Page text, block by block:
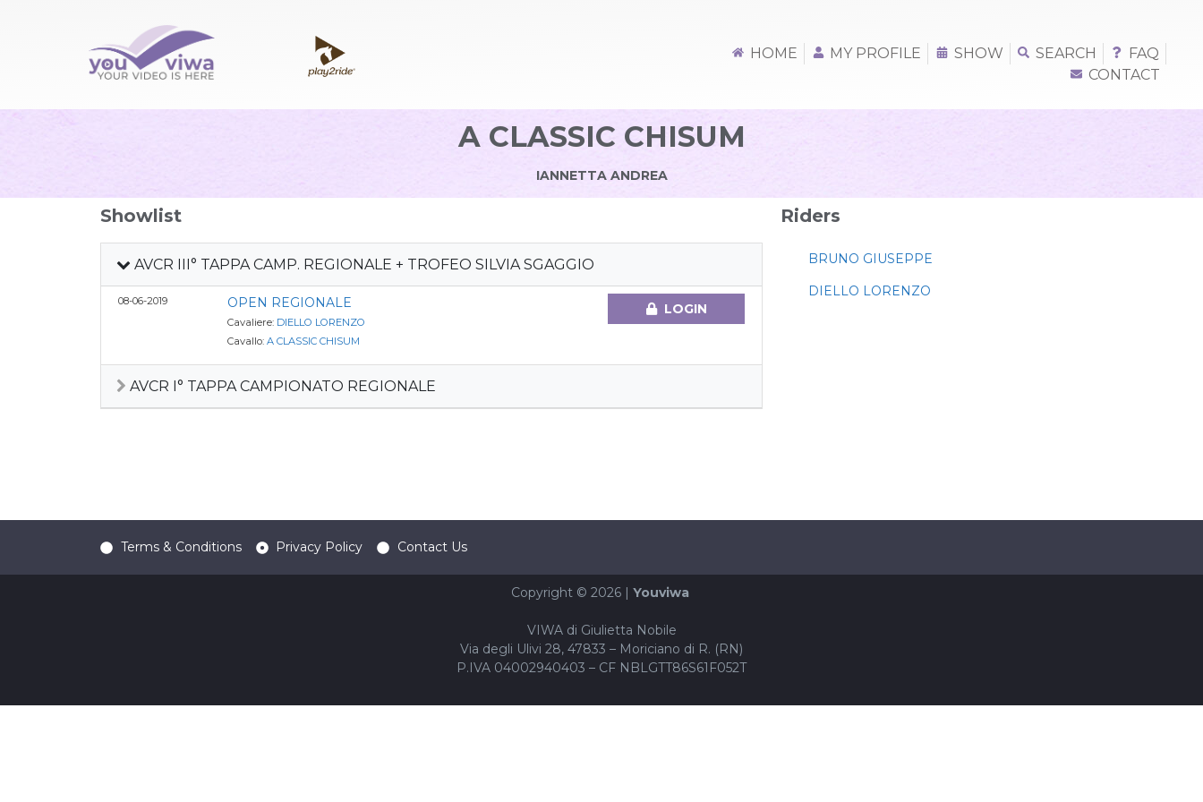
HOME MY PROFILE SHOW SEARCH
FAQ
CONTACT
A CLASSIC CHISUM
IANNETTA ANDREA
Showlist
AVCR III° TAPPA CAMP. REGIONALE + TROFEO SILVIA SGAGGIO
08-06-2019 OPEN REGIONALE
Cavaliere: DIELLO LORENZO
Cavallo: A CLASSIC CHISUM
LOGIN
AVCR I° TAPPA CAMPIONATO REGIONALE
Riders
BRUNO GIUSEPPE
DIELLO LORENZO
Terms & Conditions Privacy Policy Contact Us
Copyright © 2026 | Youviwa
VIWA di Giulietta Nobile
Via degli Ulivi 28, 47833 – Moriciano di R. (RN)
P.IVA 04002940403 – CF NBLGTT86S61F052T